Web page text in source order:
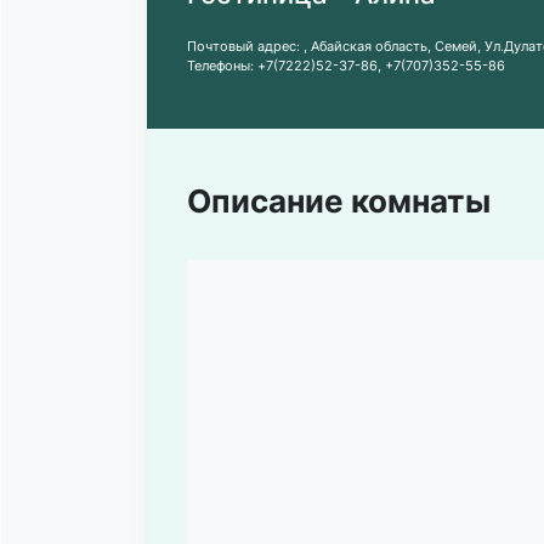
Почтовый адрес:
, Абайская область, Семей,
Телефоны: +7(7222)52-37-86 +7(707)352-55-86
Описание комнаты